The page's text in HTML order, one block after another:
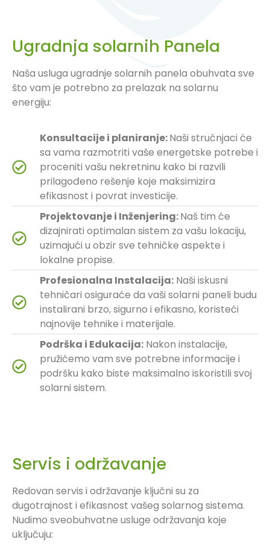
Ugradnja solarnih Panela
Naša usluga ugradnje solarnih panela obuhvata sve
što vam je potrebno za prelazak na solarnu
energiju:
Konsultacije i planiranje:Naši stručnjaci će
sa vama razmotriti vaše energetske potrebe i
proceniti vašu nekretninu kako bi razvili
prilagođeno rešenje koje maksimizira
efikasnost i povrat investicije.
Projektovanje i Inženjering:Naš tim će
dizajnirati optimalan sistem za vašu lokaciju,
uzimajući u obzir sve tehničke aspekte i
lokalne propise.
Profesionalna Instalacija: Naši iskusni
tehničari osiguraće da vaši solarni paneli budu
instalirani brzo, sigurno i efikasno, koristeći
najnovije tehnike i materijale.
Podrška i Edukacija: Nakon instalacije,
pružićemo vam sve potrebne informacije i
podršku kako biste maksimalno iskoristili svoj
solarni sistem.
Servis i održavanje
Redovan servis i održavanje ključni su za
dugotrajnost i efikasnost vašeg solarnog sistema.
Nudimo sveobuhvatne usluge održavanja koje
uključuju: